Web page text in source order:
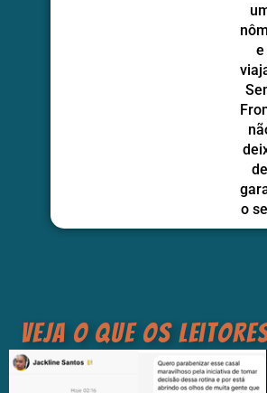
e
de
o
veja o que os